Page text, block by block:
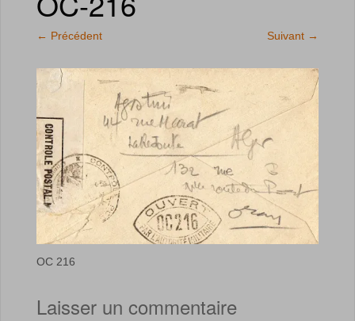
← Précédent Suivant →
OC 216
Laisser un commentaire